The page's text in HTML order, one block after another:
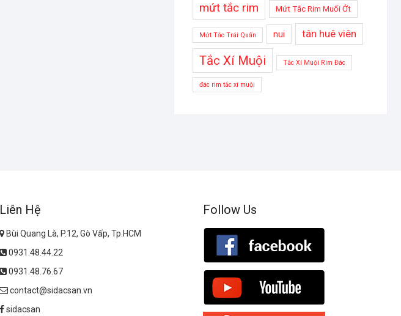
mứt tắc rim
Mứt Tắc Rim Muối Ớt
Mứt Tắc Trái Quấn nui tân huê viên
Tắc Xí Muội Tắc Xí Muội Rim Đác
đác rim tắc xí muội
Liên Hệ
Bùi Quang Là, P.12, Gò Vấp, Tp.HCM
0931.48.44.22
0931.48.76.67
contact@sidacsan.vn
sidacsan
Follow Us